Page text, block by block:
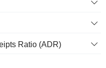
Ratio (ADR)